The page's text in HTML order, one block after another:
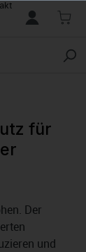
für
Der
und